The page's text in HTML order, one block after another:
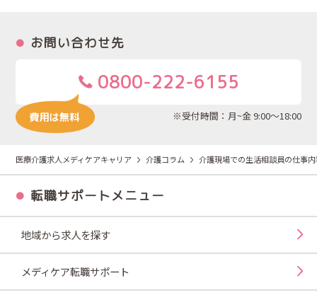
お問い合わせ先
0800-222-6155
※受付時間：月~金 9:00～18:00
医療介護求人メディケアキャリア 介護コラム 介護現場での生活相談員の仕事
転職サポートメニュー
地域から求人を探す
メディケア転職サポート